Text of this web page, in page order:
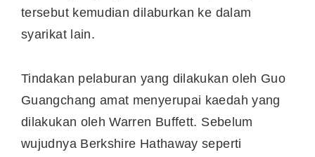
tersebut kemudian dilaburkan ke dalam
syarikat lain.
Tindakan pelaburan yang dilakukan oleh Guo
Guangchang amat menyerupai kaedah yang
dilakukan oleh Warren Buffett. Sebelum
wujudnya Berkshire Hathaway seperti